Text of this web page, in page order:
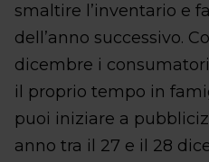
smaltire l’inventario e
dell’anno successivo.
dicembre i
il proprio tempo in
puoi iniziare a
anno tra il 27 e il 28